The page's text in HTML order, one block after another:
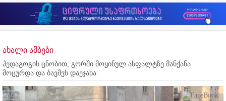
ახალი ამბები
პედაგოგის ცნობით, გორში მოყინულ ასფალტზე მანქანა
მოცურდა და ბავშვს დაეჯახა